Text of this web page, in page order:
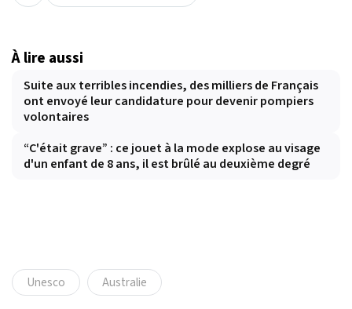
À lire aussi
Suite aux terribles incendies, des milliers de Français
ont envoyé leur candidature pour devenir pompiers
volontaires
“C'était grave” : ce jouet à la mode explose au visage
d'un enfant de 8 ans, il est brûlé au deuxième degré
Unesco Australie